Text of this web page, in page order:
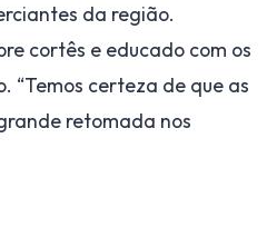
da região.
cortês e educado com os
“Temos certeza de que as
retomada nos